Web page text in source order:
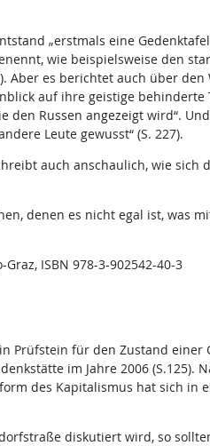
„erstmals eine
wie beispielsweise den
Aber es berichtet auch über
auf ihre geistige
Russen angezeigt wird“.
Leute gewusst“ (S. 227).
auch anschaulich, wie
denen es nicht egal ist, was
ISBN 978-3-902542-40-3
für den Zustand einer
im Jahre 2006 (S.125).
des Kapitalismus hat sich in
diskutiert wird, so